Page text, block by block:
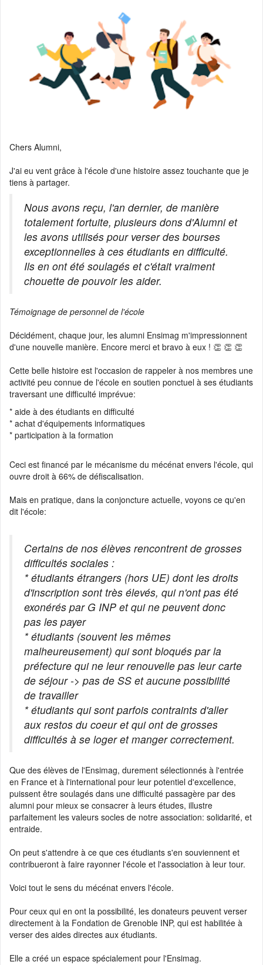
#13 De l’Ensimag au coaching de dirigeants, quand la
narration et la pré...
📰 Actualité :#12 De l’Ensimag à la direction d’Adecco en passant
Altran et Sodexo...
💼 Offre d'emploi : H/F Analyst Quantitative - Finance Advisory |
(application deadline ...
💼 Offre d'emploi :Head of IT Infrastructure and Client Services
Section
Chers Alumni,
J'ai eu vent grâce à l'école d'une histoire assez touchante que je
tiens à partager.
Nous avons reçu, l'an dernier, de manière
totalement fortuite, plusieurs dons d'Alumni et
les avons utilisés pour verser des bourses
exceptionnelles à ces étudiants en difficulté.
Ils en ont été soulagés et c'était vraiment
chouette de pouvoir les aider.
Témoignage de personnel de l'école
Décidément, chaque jour, les alumni Ensimag m'impressionnent
d'une nouvelle manière. Encore merci et bravo à eux ! 👏 👏 👏
Cette belle histoire est l'occasion de rappeler à nos membres une
activité peu connue de l'école en soutien ponctuel à ses étudiants
traversant une difficulté imprévue:
* aide à des étudiants en difficulté
* achat d'équipements informatiques
* participation à la formation
Ceci est financé par le mécanisme du mécénat envers l'école, qui
ouvre droit à 66% de défiscalisation.
Mais en pratique, dans la conjoncture actuelle, voyons ce qu'en
dit l'école:
Certains de nos élèves rencontrent de grosses
difficultés sociales :
* étudiants étrangers (hors UE) dont les droits
d'inscription sont très élevés, qui n'ont pas été
exonérés par G INP et qui ne peuvent donc
pas les payer
* étudiants (souvent les mêmes
malheureusement) qui sont bloqués par la
préfecture qui ne leur renouvelle pas leur carte
de séjour -> pas de SS et aucune possibilité
de travailler
* étudiants qui sont parfois contraints d'aller
aux restos du coeur et qui ont de grosses
difficultés à se loger et manger correctement.
Que des élèves de l'Ensimag, durement sélectionnés à l'entrée
en France et à l'international pour leur potentiel d'excellence,
puissent être soulagés dans une difficulté passagère par des
alumni pour mieux se consacrer à leurs études, illustre
parfaitement les valeurs socles de notre association: solidarité, et
entraide.
On peut s'attendre à ce que ces étudiants s'en souviennent et
contribueront à faire rayonner l'école et l'association à leur tour.
Voici tout le sens du mécénat envers l'école.
Pour ceux qui en ont la possibilité, les donateurs peuvent verser
directement à la Fondation de Grenoble INP, qui est habilitée à
verser des aides directes aux étudiants.
Elle a créé un espace spécialement pour l'Ensimag.